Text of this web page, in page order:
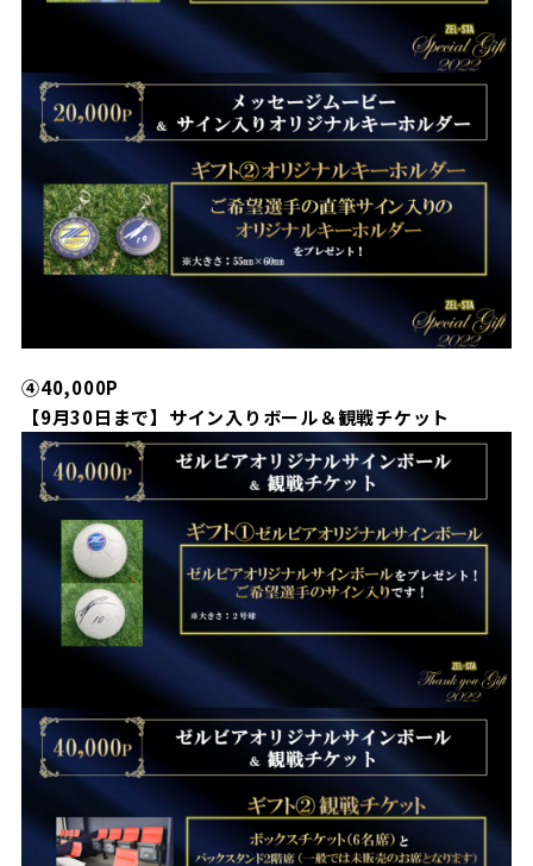
④40,000P
【9月30日まで】サイン入りボール＆観戦チケット